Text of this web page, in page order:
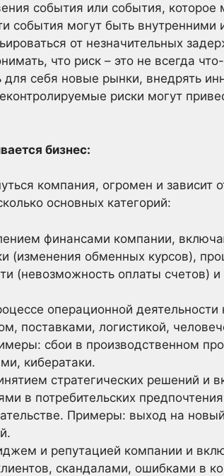
события или события, которое
события могут быть внутренними
от незначительных
что риск – это не всегда
себя новые рынки, внедрять
риски могут
бизнес:
компания, огромен и зависит
основных категорий:
финансами компании,
(изменения обменных курсов),
(невозможность оплаты счетов)
операционной
поставками, логистикой,
сбои в производственном
кибератаки.
стратегических решений и
в потребительских
Примеры: выход на
и репутацией компании и
скандалами, ошибками в